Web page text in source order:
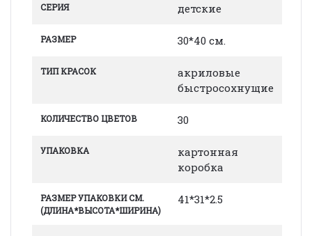
СЕРИЯ детские
РАЗМЕР 30*40 см.
ТИП КРАСОК
акриловые
быстросохнущие
КОЛИЧЕСТВО ЦВЕТОВ 30
УПАКОВКА
картонная
коробка
РАЗМЕР УПАКОВКИ СМ.
(ДЛИНА*ВЫСОТА*ШИРИНА)
41*31*2.5